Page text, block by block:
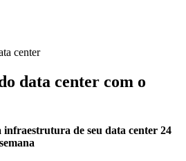
center
data center com o
infraestrutura de seu data center 24